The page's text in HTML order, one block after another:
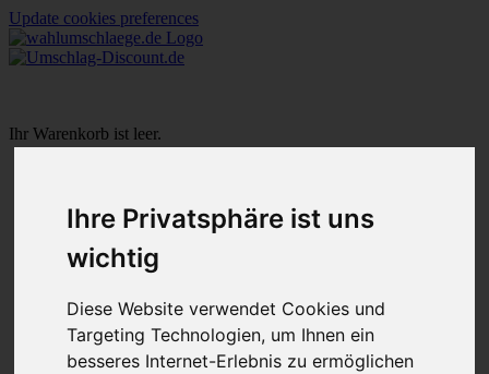
Ihre Privatsphäre ist uns
wichtig
Diese Website verwendet Cookies und
Targeting Technologien, um Ihnen ein
besseres Internet-Erlebnis zu ermöglichen
Update cookies preferences
Ihr Warenkorb ist leer.
Startseite
Warenkorb
Mein Konto
Neukunde?
Anmelden
NEW
Sale